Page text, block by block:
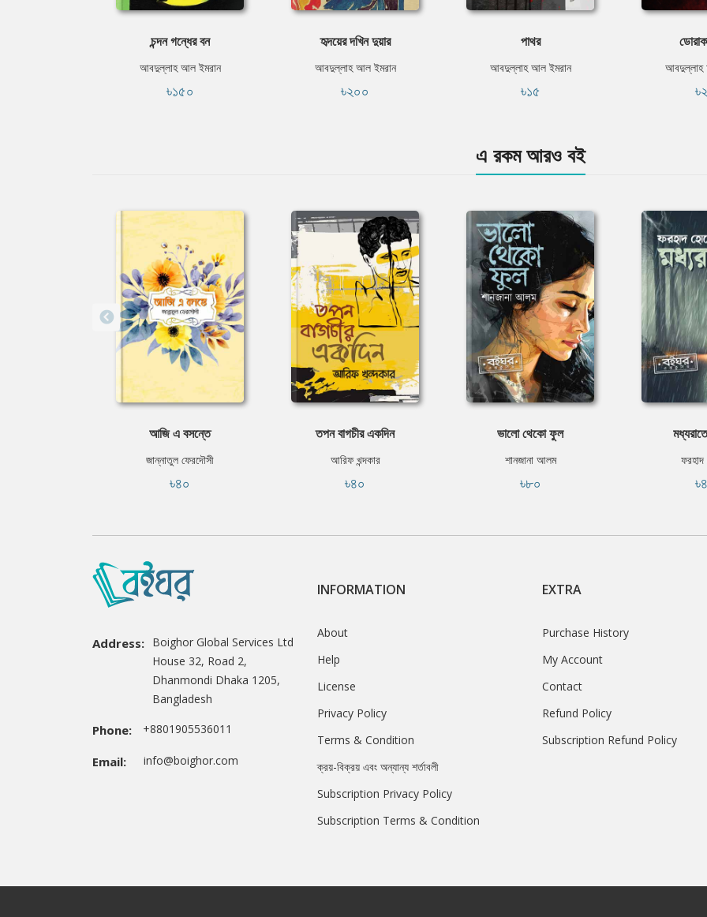
চন্দন গন্ধের বন
আবদুল্লাহ আল ইমরান
৳১৫০
হৃদয়ের দখিন দুয়ার
আবদুল্লাহ আল ইমরান
৳২০০
পাথর
আবদুল্লাহ আল ইমরান
৳১৫
আবদুল্লাহ
এ রকম আরও বই
আজি এ বসন্তে
জান্নাতুল ফেরদৌসী
৳৪০
তপন বাগচীর একদিন
আরিফ খন্দকার
৳৪০
ভালো থেকো ফুল
শানজানা আলম
৳৮০
Address: Boighor Global Services Ltd
House 32, Road 2,
Dhanmondi Dhaka 1205,
Bangladesh
Phone: +8801905536011
Email: info@boighor.com
INFORMATION
About
Help
License
Privacy Policy
Terms & Condition
ক্রয়-বিক্রয় এবং অন্যান্য শর্তাবলী
Subscription Privacy Policy
Subscription Terms & Condition
EXTRA
Purchase History
My Account
Contact
Refund Policy
Subscription Refund Policy